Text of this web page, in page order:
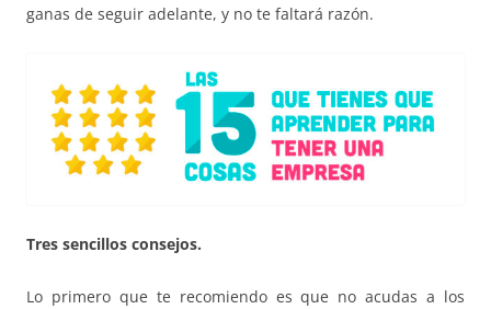
ganas de seguir adelante, y no te faltará razón.
Tres sencillos consejos.
Lo primero que te recomiendo es que no acudas a los